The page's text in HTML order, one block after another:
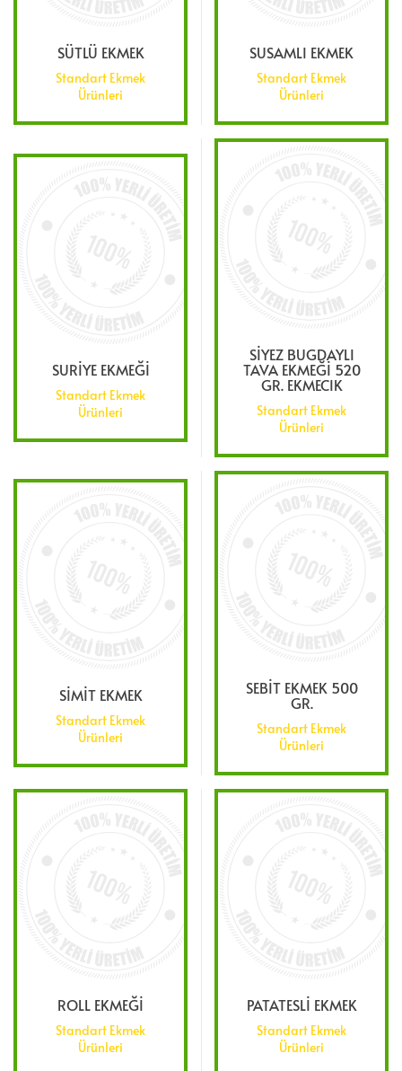
SÜTLÜ EKMEK
Standart Ekmek
Ürünleri
SUSAMLI EKMEK
Standart Ekmek
Ürünleri
SURİYE EKMEĞİ
Standart Ekmek
Ürünleri
SİYEZ BUGDAYLI
TAVA EKMEĞİ 520
GR. EKMECIK
Standart Ekmek
Ürünleri
SİMİT EKMEK
Standart Ekmek
Ürünleri
SEBİT EKMEK 500
GR.
Standart Ekmek
Ürünleri
ROLL EKMEĞİ
Standart Ekmek
Ürünleri
PATATESLİ EKMEK
Standart Ekmek
Ürünleri